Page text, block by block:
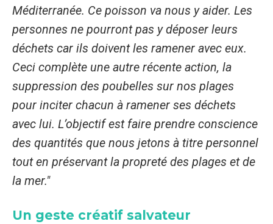
Méditerranée. Ce poisson va nous y aider. Les
personnes ne pourront pas y déposer leurs
déchets car ils doivent les ramener avec eux.
Ceci complète une autre récente action, la
suppression des poubelles sur nos plages
pour inciter chacun à ramener ses déchets
avec lui. L’objectif est faire prendre conscience
des quantités que nous jetons à titre personnel
tout en préservant la propreté des plages et de
la mer."
Un geste créatif salvateur